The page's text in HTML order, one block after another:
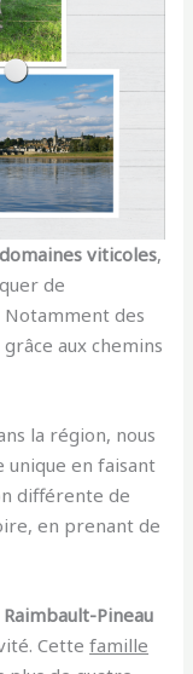
domaines viticoles,
de
Notamment des
aux chemins
la région, nous
unique en faisant
différente de
en prenant de
Pineau
Cettefamille